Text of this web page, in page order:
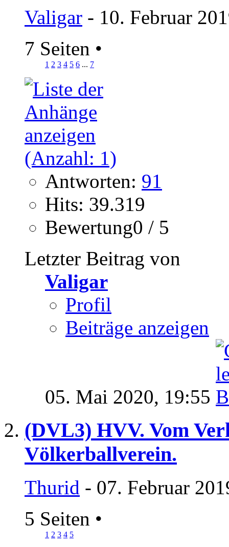
Valigar - 10. Februar
7 Seiten •
1 2 3 4 5 6 ... 7
Antworten: 91
Hits: 39.319
Bewertung0 / 5
Letzter Beitrag von
Valigar
Profil
Beiträge anzeigen
05. Mai 2020, 19:55
(DVL3) HVV. Vom
Völkerballverein.
Thurid - 07. Februar
5 Seiten •
1 2 3 4 5